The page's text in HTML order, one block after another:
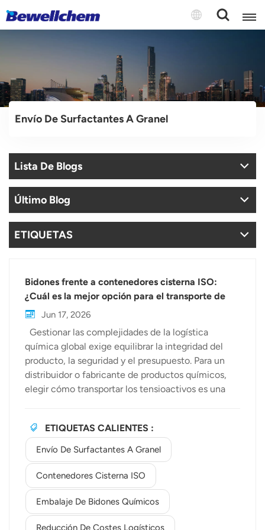
English
Русский
بالعربية
中文
Español
Envío De Surfactantes A Granel
Lista De Blogs
Último Blog
ETIQUETAS
Bidones frente a contenedores cisterna ISO:
¿Cuál es la mejor opción para el transporte de
tensioactivos a granel?
Jun 17, 2026
Gestionar las complejidades de la logística
química global exige equilibrar la integridad del
producto, la seguridad y el presupuesto. Para un
distribuidor o fabricante de productos químicos,
elegir cómo transportar los tensioactivos es una
contenedores a granel? En BewellchemNos
especializamos en el suministro de materias
primas químicas de alta calidad. En esta guía,
analizamos las ventajas y desventajas de
contenedores cisterna ISO versus embalaje de
bidones químicos para ayudarte a optimizar tu
cadena de suministro. El enfoque tradicional: el
ETIQUETAS CALIENTES :
Envío De Surfactantes A Granel
Contenedores Cisterna ISO
Embalaje De Bidones Químicos
Reducción De Costes Logísticos